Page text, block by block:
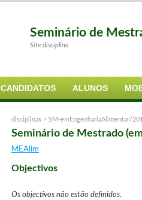
Seminário de
Site disciplina
CANDIDATOS ALUNOS
disciplinas > SM-emEngenhariaAlimentar/
Seminário de Mestrado
MEAlim
Objectivos
Os objectivos não estão definidos.